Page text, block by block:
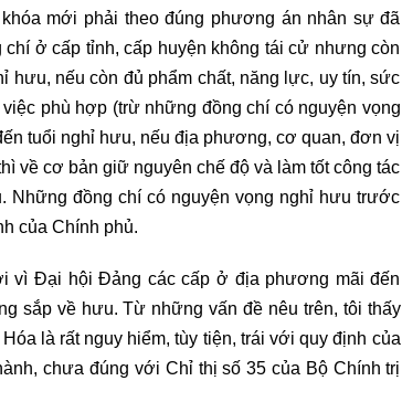
mới phải theo đúng phương án nhân sự đã
ở cấp tỉnh, cấp huyện không tái cử nhưng còn
nếu còn đủ phẩm chất, năng lực, uy tín, sức
phù hợp (trừ những đồng chí có nguyện vọng
tuổi nghỉ hưu, nếu địa phương, cơ quan, đơn vị
về cơ bản giữ nguyên chế độ và làm tốt công tác
đồng chí có nguyện vọng nghỉ hưu trước
của Chính phủ.
vì Đại hội Đảng các cấp ở địa phương mãi đến
sắp về hưu. Từ những vấn đề nêu trên, tôi thấy
là rất nguy hiểm, tùy tiện, trái với quy định của
chưa đúng với Chỉ thị số 35 của Bộ Chính trị